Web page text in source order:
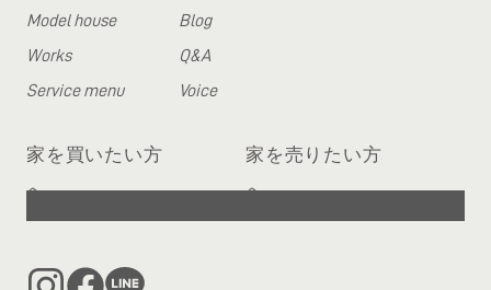
Model house
Works
Service menu
Blog
Q&A
Voice
家を買いたい方
へ
家を売りたい方
へ